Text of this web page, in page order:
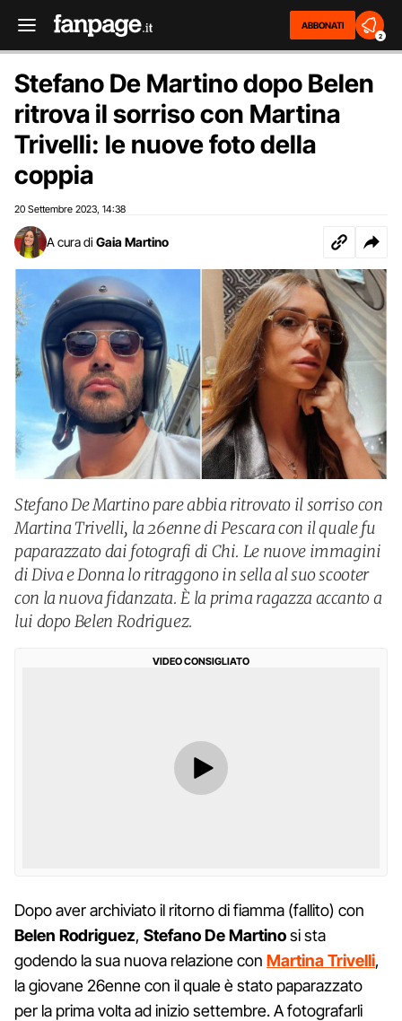
ABBONATI
2
Stefano De Martino dopo Belen
ritrova il sorriso con Martina
Trivelli: le nuove foto della
coppia
20 Settembre 2023 14:38
A cura di Gaia Martino
Stefano De Martino pare abbia ritrovato il sorriso con
Martina Trivelli, la 26enne di Pescara con il quale fu
paparazzato dai fotografi di Chi. Le nuove immagini
di Diva e Donna lo ritraggono in sella al suo scooter
con la nuova fidanzata. È la prima ragazza accanto a
lui dopo Belen Rodriguez.
VIDEO CONSIGLIATO
Dopo aver archiviato il ritorno di fiamma (fallito) con
Belen Rodriguez, Stefano De Martinosi sta
godendo la sua nuova relazione con Martina Trivelli,
la giovane 26enne con il quale è stato paparazzato
per la prima volta ad inizio settembre. A fotografarli